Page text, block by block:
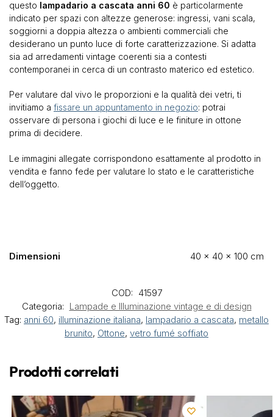
questo lampadario a cascata anni 60 è particolarmente
indicato per spazi con altezze generose: ingressi, vani scala,
soggiorni a doppia altezza o ambienti commerciali che
desiderano un punto luce di forte caratterizzazione. Si adatta
sia ad arredamenti vintage coerenti sia a contesti
contemporanei in cerca di un contrasto materico ed estetico.
Per valutare dal vivo le proporzioni e la qualità dei vetri, ti
invitiamo a fissare un appuntamento in negozio: potrai
osservare di persona i giochi di luce e le finiture in ottone
prima di decidere.
Le immagini allegate corrispondono esattamente al prodotto in
vendita e fanno fede per valutare lo stato e le caratteristiche
dell’oggetto.
Dimensioni 40 × 40 × 100 cm
COD: 41597
Categoria: Lampade e Illuminazione vintage e di design
Tag: anni 60, illuminazione italiana, lampadario a cascata, metallo
brunito, Ottone, vetro fumé soffiato
Prodotti correlati